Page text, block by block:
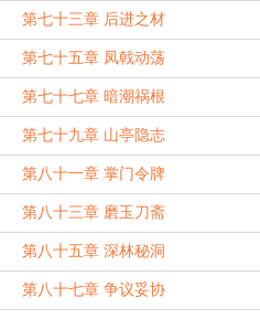
第七十三章 后进之材
第七十五章 凤戟动荡
第七十七章 暗潮祸根
第七十九章 山亭隐志
第八十一章 掌门令牌
第八十三章 磨玉刀斋
第八十五章 深林秘洞
第八十七章 争议妥协